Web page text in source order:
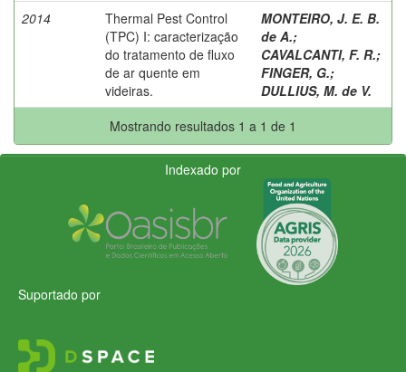
2014
Thermal Pest Control
(TPC) I: caracterização
do tratamento de fluxo
de ar quente em
videiras.
MONTEIRO, J. E. B.
de A.;
CAVALCANTI, F. R.;
FINGER, G.;
DULLIUS, M. de V.
Mostrando resultados 1 a 1 de 1
Indexado por
Suportado por